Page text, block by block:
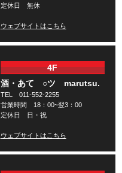
定休日 無休
ウェブサイトはこちら
4F
酒・あて ○ツ marutsu.
TEL 011-552-2255
営業時間 18：00~翌3：00
定休日 日・祝
ウェブサイトはこちら